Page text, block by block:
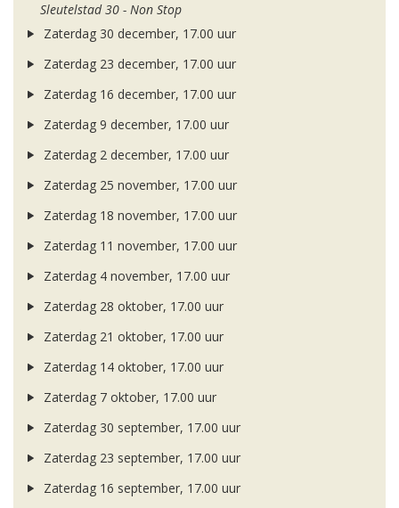
Sleutelstad 30 - Non Stop
Zaterdag 30 december, 17.00 uur
Zaterdag 23 december, 17.00 uur
Zaterdag 16 december, 17.00 uur
Zaterdag 9 december, 17.00 uur
Zaterdag 2 december, 17.00 uur
Zaterdag 25 november, 17.00 uur
Zaterdag 18 november, 17.00 uur
Zaterdag 11 november, 17.00 uur
Zaterdag 4 november, 17.00 uur
Zaterdag 28 oktober, 17.00 uur
Zaterdag 21 oktober, 17.00 uur
Zaterdag 14 oktober, 17.00 uur
Zaterdag 7 oktober, 17.00 uur
Zaterdag 30 september, 17.00 uur
Zaterdag 23 september, 17.00 uur
Zaterdag 16 september, 17.00 uur